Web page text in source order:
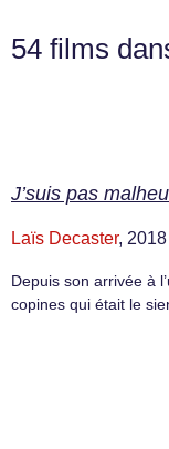
54 films
J’suis pas
Laïs Decaster, 2018
Depuis son arrivée à
copines qui était le